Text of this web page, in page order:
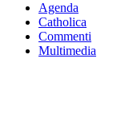
Agenda
Catholica
Commenti
Multimedia